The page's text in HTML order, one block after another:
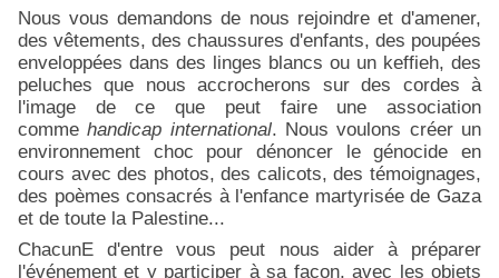
Nous vous demandons de nous rejoindre et d'amener,
des vêtements, des chaussures d'enfants, des poupées
enveloppées dans des linges blancs ou un keffieh, des
peluches que nous accrocherons sur des cordes à
l'image de ce que peut faire une association
commehandicap international. Nous voulons créer un
environnement choc pour dénoncer le génocide en
cours avec des photos, des calicots, des témoignages,
des poèmes consacrés à l'enfance martyrisée de Gaza
et de toute la Palestine...
ChacunE d'entre vous peut nous aider à préparer
l'événement et y participer à sa façon, avec les objets